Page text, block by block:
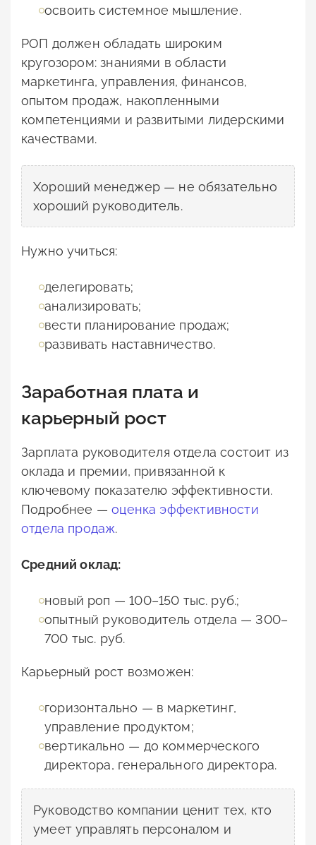
освоить системное мышление.
РОП должен обладать широким
кругозором: знаниями в области
маркетинга, управления, финансов,
опытом продаж, накопленными
компетенциями и развитыми лидерскими
качествами.
Хороший менеджер — не обязательно
хороший руководитель.
Нужно учиться:
делегировать;
анализировать;
вести планирование продаж;
развивать наставничество.
Заработная плата и
карьерный рост
Зарплата руководителя отдела состоит из
оклада и премии, привязанной к
ключевому показателю эффективности.
Подробнее —оценка эффективности
отдела продаж.
Средний оклад:
новый роп — 100–150 тыс. руб.;
опытный руководитель отдела — 300–
700 тыс. руб.
Карьерный рост возможен:
горизонтально — в маркетинг,
управление продуктом;
вертикально — до коммерческого
директора, генерального директора.
Руководство компании ценит тех, кто
умеет управлять персоналом и